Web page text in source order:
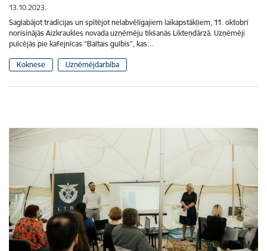
13.10.2023.
Saglabājot tradīcijas un spītējot nelabvēlīgajiem laikapstākļiem, 11. oktobrī
norisinājās Aizkraukles novada uzņēmēju tikšanās Likteņdārzā. Uzņēmēji
pulcējās pie kafejnīcas “Baltais gulbis”, kas…
Koknese Uzņēmējdarbība